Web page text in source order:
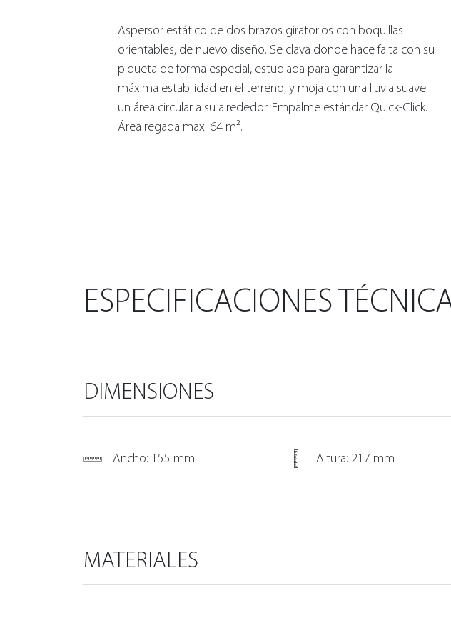
Aspersor estático de dos brazos giratorios con boquillas
orientables, de nuevo diseño. Se clava donde hace falta con su
piqueta de forma especial, estudiada para garantizar la
máxima estabilidad en el terreno, y moja con una lluvia suave
un área circular a su alrededor. Empalme estándar Quick-Click.
Área regada max. 64 m².
ESPECIFICACIONES
DIMENSIONES
Ancho: 155 mm Altura: 217 mm
MATERIALES